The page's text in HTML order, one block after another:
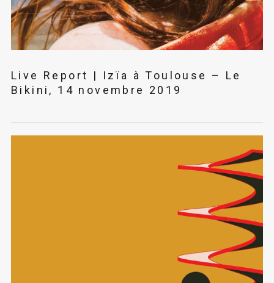
Live Report | Izïa à Toulouse – Le
Bikini, 14 novembre 2019